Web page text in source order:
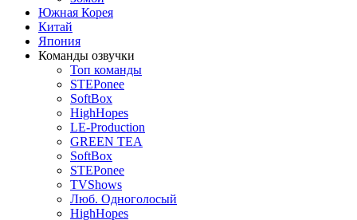
Южная Корея
Китай
Япония
Команды озвучки
Топ команды
STEPonee
SoftBox
HighHopes
LE-Production
GREEN TEA
SoftBox
STEPonee
TVShows
Люб. Одноголосый
HighHopes